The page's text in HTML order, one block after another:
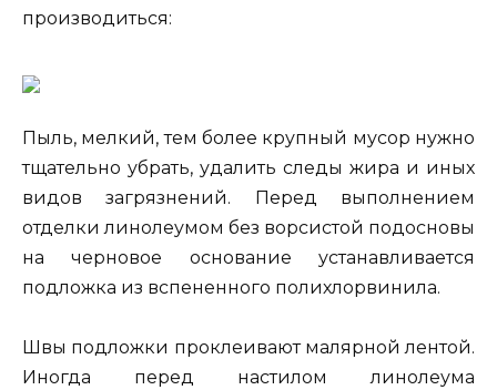
производиться:
Пыль, мелкий, тем более крупный мусор нужно
тщательно убрать, удалить следы жира и иных
видов загрязнений. Перед выполнением
отделки линолеумом без ворсистой подосновы
на черновое основание устанавливается
подложка из вспененного полихлорвинила.
Швы подложки проклеивают малярной лентой.
Иногда перед настилом линолеума